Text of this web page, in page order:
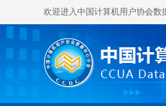
欢迎进入中国计算机用户协会数